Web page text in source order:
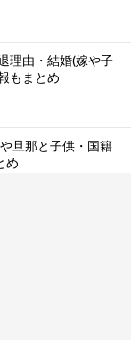
理由・結婚(嫁や子
もまとめ
旦那と子供・国籍
め